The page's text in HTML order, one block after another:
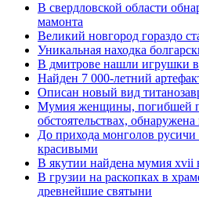
В свердловской области
мамонта
Великий новгород гораздо
Уникальная находка
В дмитрове нашли игрушки
Найден 7 000-летний
Описан новый вид
Мумия женщины, погибшей
обстоятельствах, обнаружена
До прихода монголов
красивыми
В якутии найдена мумия xvii
В грузии на раскопках в
древнейшие святыни